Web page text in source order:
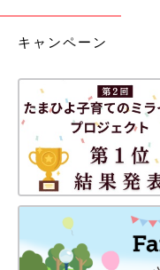
キャンペーン